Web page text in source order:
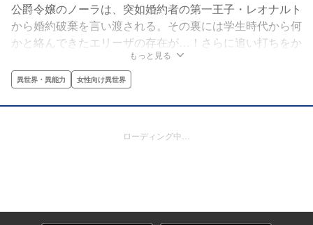
公爵令嬢のノーラは、突如婚約者の第一王子・レオナルト
から婚約破棄を言い渡される。その裏には学生時代から何
かと絡んできたエリーザの存在が…！さらに追い打ちをか
けるように、冷酷無比と噂の第七王子・アシュトンとの婚
約を押し付けられた彼女は、不安に怯える中、アシュトン
の屋敷を訪れる。しかし待ち受けていたのは意外な展開で
――!?
もっと見る
異世界・異能力 女性向け異世界
ローディング中…